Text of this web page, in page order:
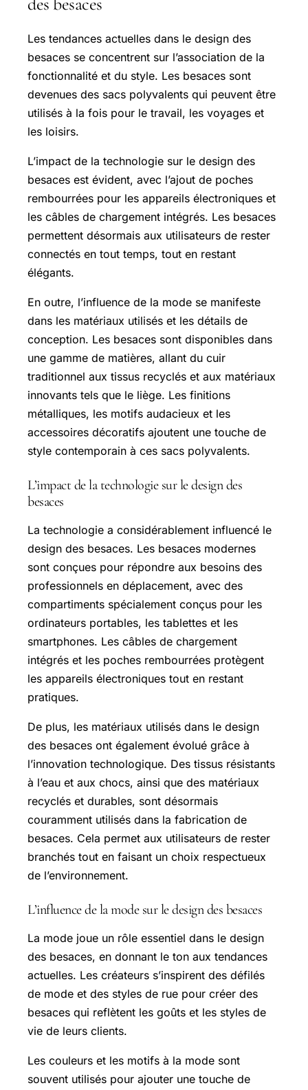
Les tendances actuelles dans le design des
besaces se concentrent sur l’association de la
fonctionnalité et du style. Les besaces sont
devenues des sacs polyvalents qui peuvent être
utilisés à la fois pour le travail, les voyages et
les loisirs.
L’impact de la technologie sur le design des
besaces est évident, avec l’ajout de poches
rembourrées pour les appareils électroniques et
les câbles de chargement intégrés. Les besaces
permettent désormais aux utilisateurs de rester
connectés en tout temps, tout en restant
élégants.
En outre, l’influence de la mode se manifeste
dans les matériaux utilisés et les détails de
conception. Les besaces sont disponibles dans
une gamme de matières, allant du cuir
traditionnel aux tissus recyclés et aux matériaux
innovants tels que le liège. Les finitions
métalliques, les motifs audacieux et les
accessoires décoratifs ajoutent une touche de
style contemporain à ces sacs polyvalents.
L’impact de la technologie sur le design des
besaces
La technologie a considérablement influencé le
design des besaces. Les besaces modernes
sont conçues pour répondre aux besoins des
professionnels en déplacement, avec des
compartiments spécialement conçus pour les
ordinateurs portables, les tablettes et les
smartphones. Les câbles de chargement
intégrés et les poches rembourrées protègent
les appareils électroniques tout en restant
pratiques.
De plus, les matériaux utilisés dans le design
des besaces ont également évolué grâce à
l’innovation technologique. Des tissus résistants
à l’eau et aux chocs, ainsi que des matériaux
recyclés et durables, sont désormais
couramment utilisés dans la fabrication de
besaces. Cela permet aux utilisateurs de rester
branchés tout en faisant un choix respectueux
de l’environnement.
L’influence de la mode sur le design des besaces
La mode joue un rôle essentiel dans le design
des besaces, en donnant le ton aux tendances
actuelles. Les créateurs s’inspirent des défilés
de mode et des styles de rue pour créer des
besaces qui reflètent les goûts et les styles de
vie de leurs clients.
Les couleurs et les motifs à la mode sont
souvent utilisés pour ajouter une touche de